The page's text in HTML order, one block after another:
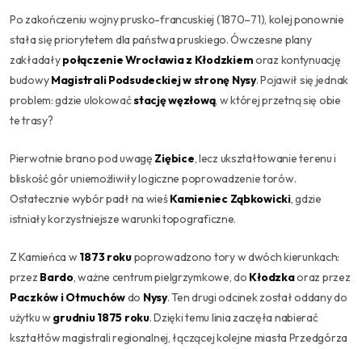
Po zakończeniu wojny prusko-francuskiej (1870–71), kolej ponownie
stała się priorytetem dla państwa pruskiego. Ówczesne plany
zakładałypołączenie Wrocławia z Kłodzkiemoraz kontynuację
budowyMagistrali Podsudeckiej w stronę Nysy. Pojawił się jednak
problem: gdzie ulokowaćstację węzłową, w której przetną się obie
te trasy?
Pierwotnie brano pod uwagę Ziębice, lecz ukształtowanie terenu i
bliskość gór uniemożliwiły logiczne poprowadzenie torów.
Ostatecznie wybór padł na wieśKamieniec Ząbkowicki, gdzie
istniały korzystniejsze warunki topograficzne.
Z Kamieńca w 1873 rokupoprowadzono tory w dwóch kierunkach:
przez Bardo, ważne centrum pielgrzymkowe, do Kłodzkaoraz przez
Paczków i Otmuchówdo Nysy. Ten drugi odcinek został oddany do
użytku w grudniu 1875 roku. Dzięki temu linia zaczęła nabierać
kształtów magistrali regionalnej, łączącej kolejne miasta Przedgórza